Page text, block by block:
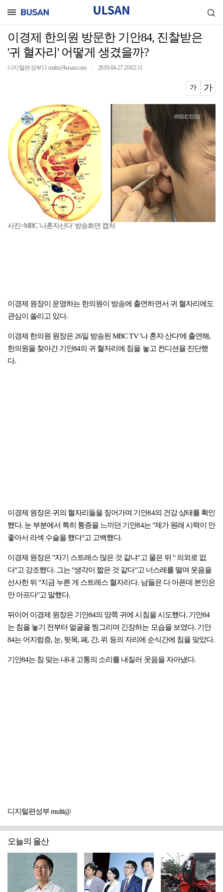
이경제 한의원 방문한 기안84, 진찰받은
'귀 혈자리' 어떻게 생겼을까?
디지털편성부11 multi@busan.com 2019-04-27 20:02:11
가 가
사진=MBC '나혼자산다' 방송화면 캡처
이경제 원장이 운영하는 한의원이 방송에 출연하면서 귀 혈자리에도
관심이 쏠리고 있다.
이경제 한의원 원장은 26일 방송된 MBC TV '나 혼자 산다'에 출연해,
한의원을 찾아간 기안84의 귀 혈자리에 침을 놓고 컨디션을 진단했
다.
이경제 원장은 귀의 혈자리들을 짚어가며 기안84의 건강 상태를 확인
했다. 눈 부분에서 특히 통증을 느끼던 기안84는 "제가 원래 시력이 안
좋아서 라섹 수술을 했다"고 고백했다.
이경제 원장은 "자기 스트레스 많은 것 같냐"고 물은 뒤 " 의외로 없
다"고 강조했다. 그는 "생각이 짧은 것 같다"고 너스레를 떨며 웃음을
선사한 뒤 "지금 누른 게 스트레스 혈자리다. 남들은 다 아픈데 본인은
안 아프다"고 말했다.
뒤이어 이경제 원장은 기안84의 양쪽 귀에 시침을 시도했다. 기안84
는 침을 놓기 전부터 얼굴을 찡그리며 긴장하는 모습을 보였다. 기안
84는 어지럼증, 눈, 뒷목, 폐, 간, 위 등의 자리에 순식간에 침을 맞았다.
기안84는 침 맞는 내내 고통의 소리를 내질러 웃음을 자아냈다.
디지털편성부 multi@
오늘의 울산